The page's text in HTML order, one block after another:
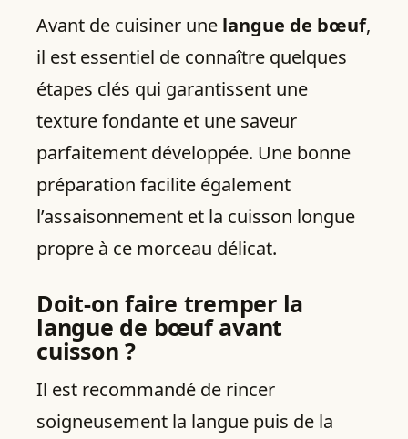
Avant de cuisiner une langue de bœuf,
il est essentiel de connaître quelques
étapes clés qui garantissent une
texture fondante et une saveur
parfaitement développée. Une bonne
préparation facilite également
l’assaisonnement et la cuisson longue
propre à ce morceau délicat.
Doit‑on faire tremper la
langue de bœuf avant
cuisson ?
Il est recommandé de rincer
soigneusement la langue puis de la